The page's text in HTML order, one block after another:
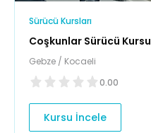
Sürücü Kursları
Coşkunlar Sürücü Kursu
Gebze / Kocaeli
0.00
Kursu İncele